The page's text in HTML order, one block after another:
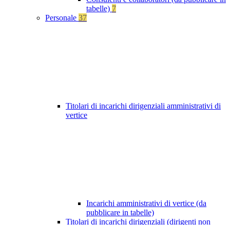
tabelle) 7
Personale 37
Titolari di incarichi dirigenziali amministrativi di
vertice
Incarichi amministrativi di vertice (da
pubblicare in tabelle)
Titolari di incarichi dirigenziali (dirigenti non